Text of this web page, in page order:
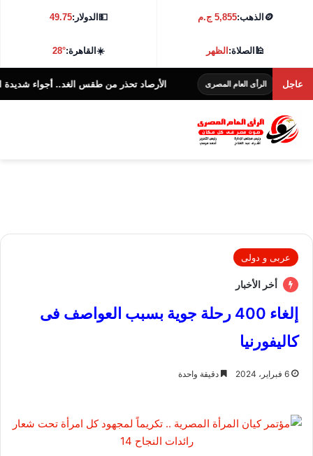
🪙 الذهب:5,855 ج.م 💵الدولار:49.75
🕌الصلاة:الظهر ☀️القاهرة:28°
عاجل
الرأى العام المصرى الأرصاد تحذر من طقس الغد.. أجواء شديدة الحرارة و38 درجة بالقاهرة
عربى و دولى
أخر الأخبار
إلغاء 400 رحلة جوية بسبب العواصف فى
كاليفورنيا
6 فبراير، 2024 دقيقة واحدة